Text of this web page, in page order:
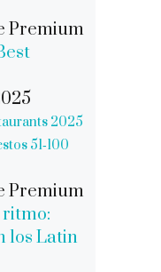
Premium
2025
51‑100
Premium